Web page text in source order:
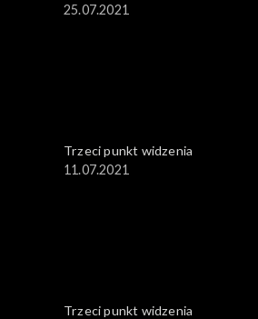
25.07.2021
Trzeci punkt widzenia
11.07.2021
Trzeci punkt widzenia